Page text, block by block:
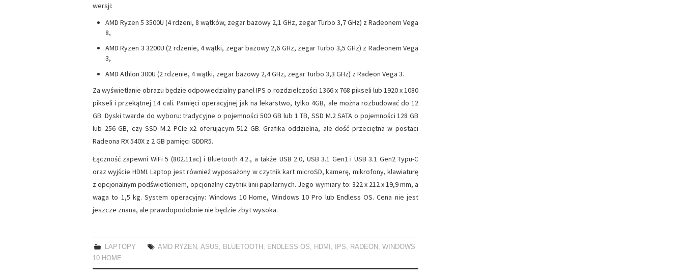
wersji:
AMD Ryzen 5 3500U (4 rdzeni, 8 wątków, zegar bazowy 2,1 GHz, zegar Turbo 3,7 GHz) z Radeonem Vega
8,
AMD Ryzen 3 3200U (2 rdzenie, 4 wątki, zegar bazowy 2,6 GHz, zegar Turbo 3,5 GHz) z Radeonem Vega
3,
AMD Athlon 300U (2 rdzenie, 4 wątki, zegar bazowy 2,4 GHz, zegar Turbo 3,3 GHz) z Radeon Vega 3.
Za wyświetlanie obrazu będzie odpowiedzialny panel IPS o rozdzielczości 1366 x 768 pikseli lub 1920 x 1080
pikseli i przekątnej 14 cali. Pamięci operacyjnej jak na lekarstwo, tylko 4GB, ale można rozbudować do 12
GB. Dyski twarde do wyboru: tradycyjne o pojemności 500 GB lub 1 TB, SSD M.2 SATA o pojemności 128 GB
lub 256 GB, czy SSD M.2 PCIe x2 oferującym 512 GB. Grafika oddzielna, ale dość przeciętna w postaci
Radeona RX 540X z 2 GB pamięci GDDR5.
Łączność zapewni WiFi 5 (802.11ac) i Bluetooth 4.2., a także USB 2.0, USB 3.1 Gen1 i USB 3.1 Gen2 Typu-C
oraz wyjście HDMI. Laptop jest również wyposażony w czytnik kart microSD, kamerę, mikrofony, klawiaturę
z opcjonalnym podświetleniem, opcjonalny czytnik linii papilarnych. Jego wymiary to: 322 x 212 x 19,9 mm, a
waga to 1,5 kg. System operacyjny: Windows 10 Home, Windows 10 Pro lub Endless OS. Cena nie jest
jeszcze znana, ale prawdopodobnie nie będzie zbyt wysoka.
LAPTOPY AMD RYZEN ,ASUS, BLUETOOTH , ENDLESS OS, HDMI , IPS, RADEON ,WINDOWS
10 HOME